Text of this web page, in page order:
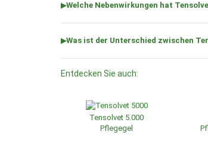
Welche Nebenwirkungen hat
Was ist der Unterschied zwischen
Entdecken Sie auch:
Tensolvet 5.000
Pflegegel